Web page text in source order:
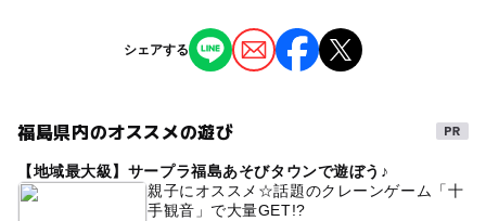
※掲載の情報は天候や主催者側の都合などにより変更にな
ることがあります。
シェアする
福島県内のオススメの遊び
【地域最大級】サープラ福島あそびタウンで遊ぼう♪
親子にオススメ☆話題のクレーンゲーム「十
手観音」で大量GET!?